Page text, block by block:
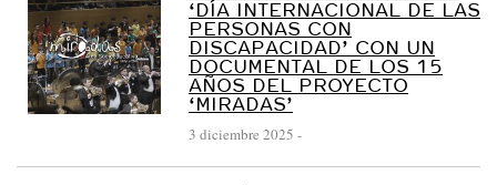
‘DÍA INTERNACIONAL DE LAS
PERSONAS CON
DISCAPACIDAD’ CON UN
DOCUMENTAL DE LOS 15
AÑOS DEL PROYECTO
‘MIRADAS’
3 diciembre 2025 -